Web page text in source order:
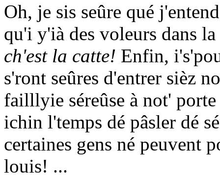
Oh, je sis seûre qué
qu'i y'ià des voleurs dans
ch'est la catte! Enfin,
s'ront seûres d'entrer sièz
failllyie séreûse à not'
ichin l'temps dé pâsler dé
certaines gens né peuvent
louis! ...